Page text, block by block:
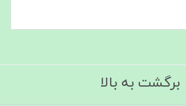
برگشت به بالا